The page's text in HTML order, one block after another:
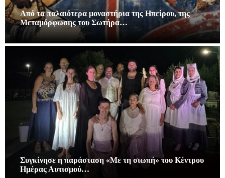
Από τα παλαιότερα μοναστήρια της Ηπείρου, της
Μεταμόρφωσης του Σωτήρα…
Συγκίνησε η παράσταση «Με τη σιωπή» του Κέντρου
Ημέρας Αυτισμού…